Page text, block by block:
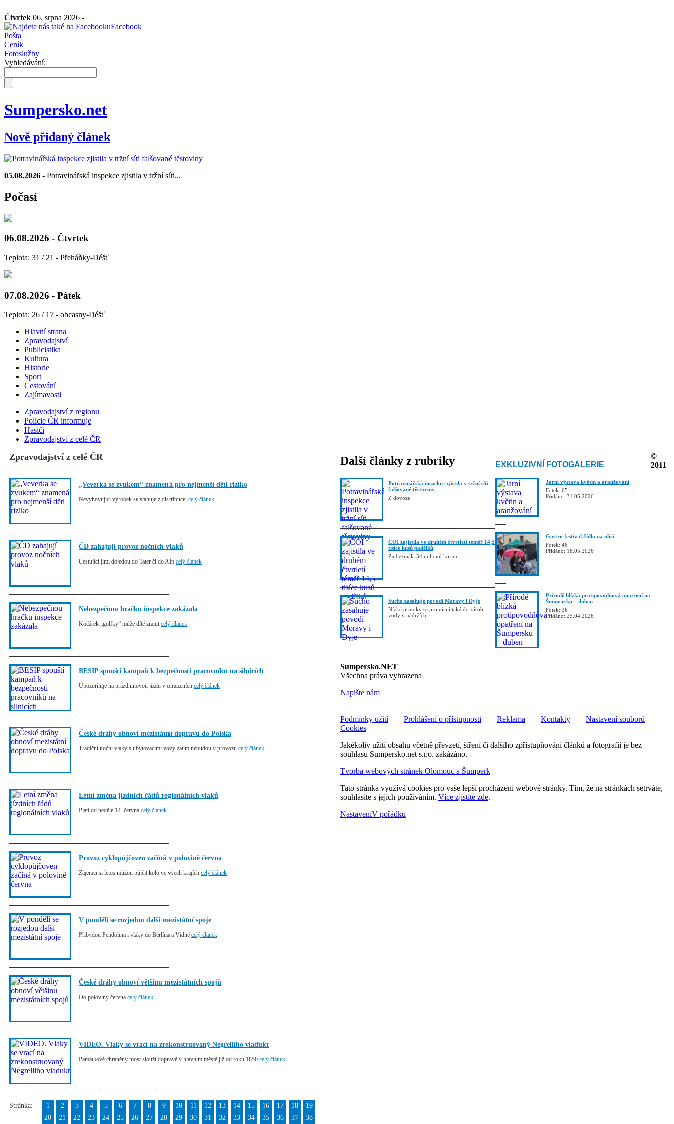
Čtvrtek 06. srpna 2026 -
Facebook
Pošta
Ceník
Fotoslužby
Vyhledávání:
Sumpersko.net
Nově přidaný článek
05.08.2026 - Potravinářská inspekce zjistila v tržní síti...
Počasí
06.08.2026 - Čtvrtek
Teplota: 31 / 21 - Přeháňky-Déšť
07.08.2026 - Pátek
Teplota: 26 / 17 - obcasny-Déšť
Hlavní strana
Zpravodajství
Publicistika
Kultura
Historie
Sport
Cestování
Zajímavosti
Zpravodajství z regionu
Policie ČR informuje
Hasiči
Zpravodajství z celé ČR
Zpravodajství z celé ČR
„Veverka se zvukem“ znamená pro nejmenší děti riziko
Nevyhovující výrobek se stahuje z distribuce celý článek
ČD zahajují provoz nočních vlaků
Cestující jimi dojedou do Tater či do Alp celý článek
Nebezpečnou hračku inspekce zakázala
Kočárek „golfky“ může dítě zranit celý článek
BESIP spouští kampaň k bezpečnosti pracovníků na silnicích
Upozorňuje na prázdninovou jízdu v omezeních celý článek
České dráhy obnoví mezistátní dopravu do Polska
Tradiční noční vlaky s ubytovacími vozy zatím nebudou v provozu celý článek
Letní změna jízdních řádů regionálních vlaků
Platí od neděle 14. června celý článek
Provoz cyklopůjčoven začíná v polovině června
Zájemci si letos můžou půjčit kolo ve všech krajích celý článek
V pondělí se rozjedou další mezistátní spoje
Přibydou Pendolina i vlaky do Berlína a Vídně celý článek
České dráhy obnoví většinu mezistátních spojů
Do poloviny června celý článek
VIDEO. Vlaky se vrací na zrekonstruovaný Negrelliho viadukt
Památkově chráněný most slouží dopravě v hlavním městě již od roku 1850 celý článek
Stránka: 1 2 3 4 5 6 7 8 9 10 11 12 13 14 15 16 17 18
19
20
21 22 23 24 25 26 27 28 29 30 31 32 33 34 35 36 37 38
Další články z rubriky
Potravinářská inspekce zjistila v tržní síti
falšované těstoviny
Z dovozu
ČOI zajistila ve druhém čtvrtletí téměř 14,5
tisíce kusů padělků
Za bezmála 54 milionů korun
Sucho zasahuje povodí Moravy i Dyje
Nízké průtoky se promítají také do zásob
vody v nádržích
EXKLUZIVNÍ FOTOGALERIE
Jarní výstava květin a aranžování
Fotek: 65
Přidáno: 31.05.2026
Gastro festival Jídlo na ulici
Fotek: 46
Přidáno: 18.05.2026
Přírodě blízká protipovodňová opatření na
Šumpersku – duben
Fotek: 36
Přidáno: 25.04.2026
©
2011
Sumpersko.NET
Všechna práva vyhrazena
Napište nám
Podmínky užití Prohlášení o přístupnosti Reklama Kontakty
Nastavení souborů
Cookies
Jakékoliv užití obsahu včetně převzetí, šíření či dalšího zpřístupňování článků a fotografií je bez
souhlasu Sumpersko.net s.r.o. zakázáno.
Tvorba webových stránek Olomouc a Šumperk
Tato stránka využívá cookies pro vaše lepší procházení webové stránky. Tím, že na stránkách setrváte,
souhlasíte s jejich používáním. Více zjistíte zde.
NastaveníV pořádku